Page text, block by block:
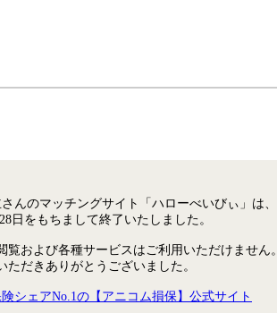
んのマッチングサイト「ハローべいびぃ」は、
日をもちまして終了いたしました。
覧および各種サービスはご利用いただけません
ただきありがとうございました。
シェアNo.1の【アニコム損保】公式サイト